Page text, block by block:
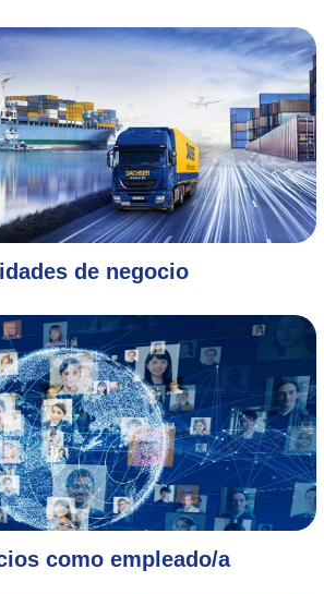
de negocio
como empleado/a